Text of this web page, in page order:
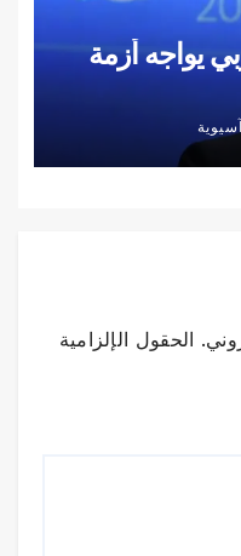
يواجه أزمة
الحقول الإلزامية